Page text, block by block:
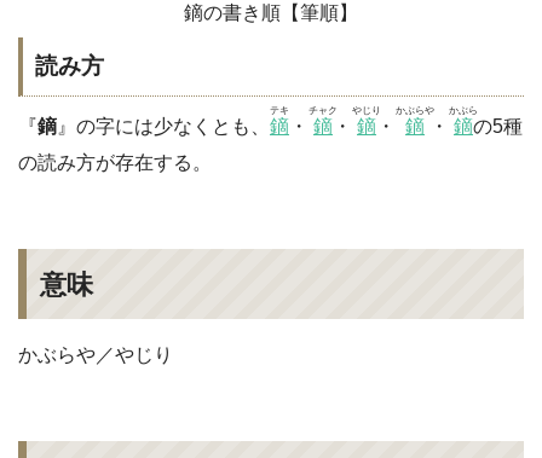
鏑の書き順【筆順】
読み方
『鏑』の字には少なくとも、 鏑
テキ
・ 鏑
チャク
・ 鏑
やじり
・ 鏑
かぶらや
・ 鏑
かぶら
の5種
の読み方が存在する。
意味
かぶらや／やじり